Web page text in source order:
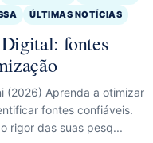
ÚLTIMAS NOTÍCIAS
Digital: fontes
(2026) Aprenda a otimizar
fontes confiáveis.
rigor das suas pesq...